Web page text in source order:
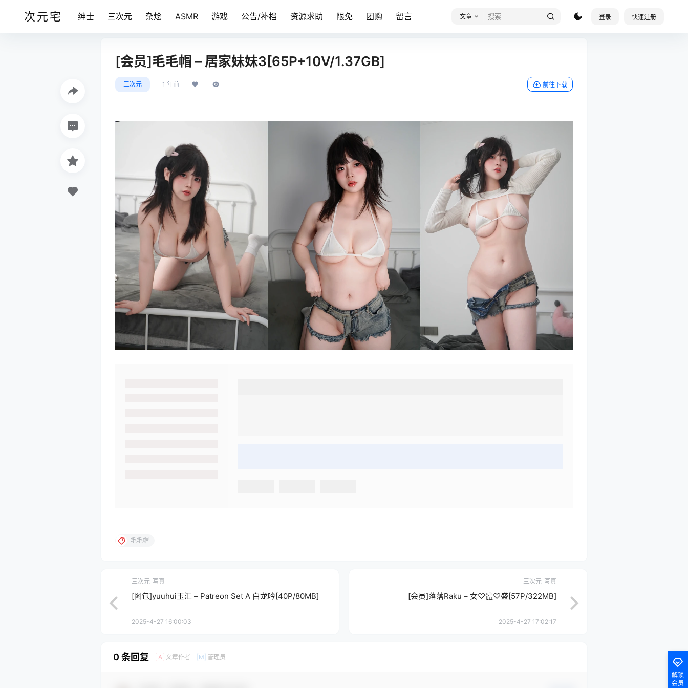
次元宅 绅士 三次元 杂烩 ASMR 游戏 公告/补档 资源求助 限免 团购 留言 文章 登录 快速注册
[会员]毛毛帽 – 居家妹妹3[65P+10V/1.37GB]
三次元 1 年前 前往下载
毛毛帽
三次元 写真
[图包]yuuhui玉汇 – Patreon Set A 白龙吟[40P/80MB]
2025-4-27 16:00:03
三次元 写真
[会员]落落Raku – 女♡體♡盛[57P/322MB]
2025-4-27 17:02:17
0 条回复 A 文章作者 M 管理员
解锁
会员